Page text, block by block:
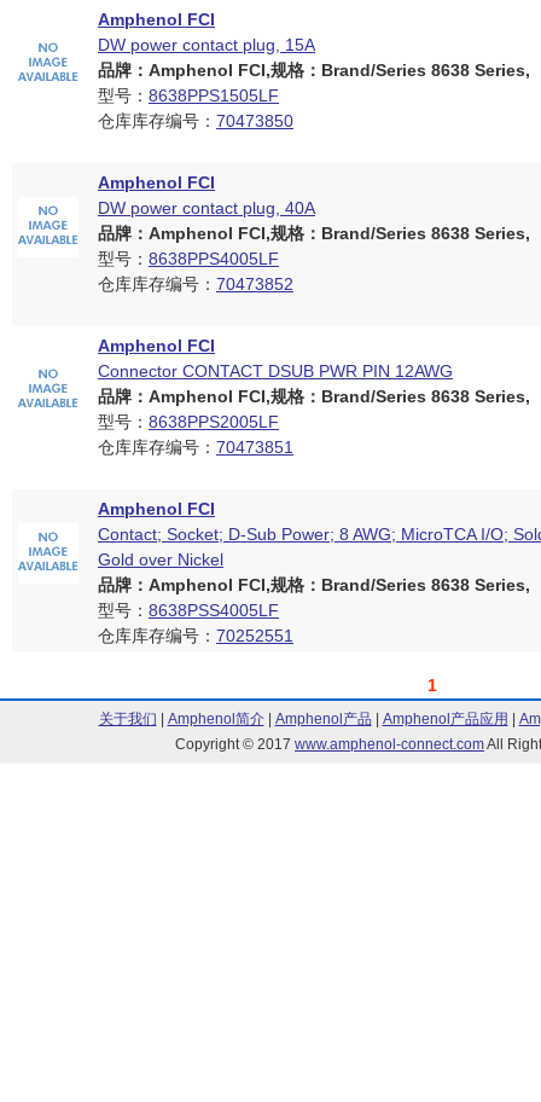
Amphenol FCI
DW power contact plug, 15A
品牌：Amphenol FCI,规格：Brand/Series 8638 Series,
型号： 8638PPS1505LF
仓库库存编号： 70473850
Amphenol FCI
DW power contact plug, 40A
品牌：Amphenol FCI,规格：Brand/Series 8638 Series,
型号： 8638PPS4005LF
仓库库存编号： 70473852
Amphenol FCI
Connector CONTACT DSUB PWR PIN 12AWG
品牌：Amphenol FCI,规格：Brand/Series 8638 Series,
型号： 8638PPS2005LF
仓库库存编号： 70473851
Amphenol FCI
Contact; Socket; D-Sub Power; 8 AWG; MicroTCA I/O;
Gold over Nickel
品牌：Amphenol FCI,规格：Brand/Series 8638 Series,
型号： 8638PSS4005LF
仓库库存编号： 70252551
1
关于我们 Amphenol简介| Amphenol产品 Amphenol产品应用
Copyright © 2017 www.amphenol-connect.comAll